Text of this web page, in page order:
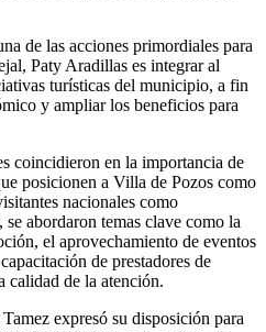
de las acciones primordiales para
Paty Aradillas es integrar al
turísticas del municipio, a fin
y ampliar los beneficios para
coincidieron en la importancia de
posicionen a Villa de Pozos como
nacionales como
abordaron temas clave como la
el aprovechamiento de eventos
de prestadores de
calidad de la atención.
expresó su disposición para